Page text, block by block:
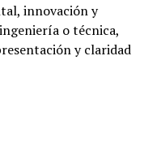
innovación y
o técnica,
y claridad